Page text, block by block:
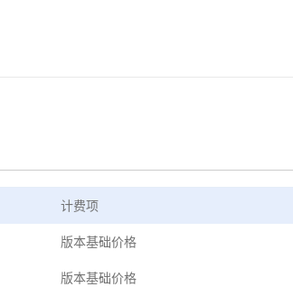
计费项
版本基础价格
版本基础价格